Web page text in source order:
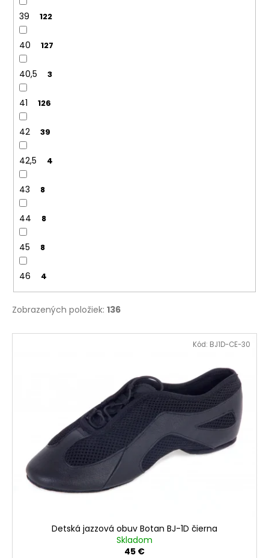
39 122
40 127
40,5 3
41 126
42 39
42,5 4
43 8
44 8
45 8
46 4
Zobrazených položiek: 136
V
Detská jazzová obuv Botan BJ-1D čierna
Skladom
45 €
Kód: BJ1D-CE-30